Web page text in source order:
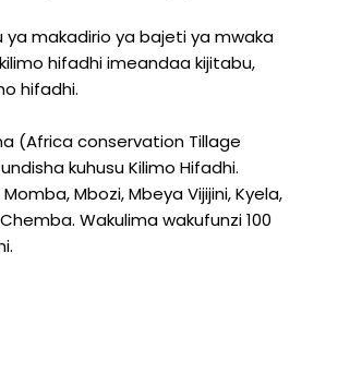
ya makadirio ya bajeti ya mwaka
hifadhi imeandaa kijitabu,
hifadhi.
(Africa conservation Tillage
kuhusu Kilimo Hifadhi.
Mbozi, Mbeya Vijijini, Kyela,
Wakulima wakufunzi 100